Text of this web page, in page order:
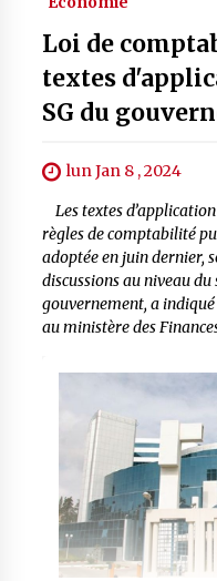
Loi de
textes
SG du
lun Jan 8 , 2024
Les textes
règles de comptabilité
adoptée en juin dernier,
discussions au niveau
gouvernement, a
au ministère des